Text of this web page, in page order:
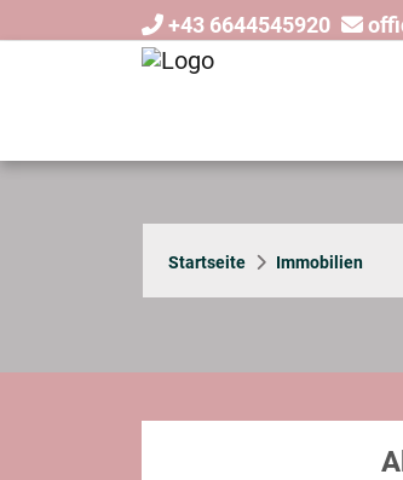
+43 6644545920
Startseite Immobilien